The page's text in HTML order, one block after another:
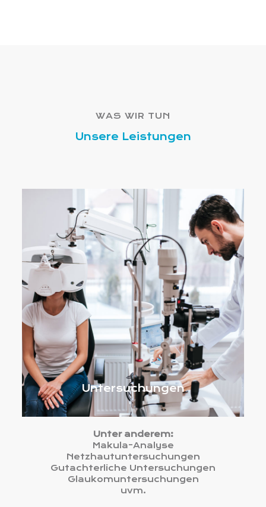
WAS WIR TUN
Unsere Leistungen
Untersuchungen
Unter anderem:
Makula-Analyse
Netzhautuntersuchungen
Gutachterliche Untersuchungen
Glaukomuntersuchungen
uvm.